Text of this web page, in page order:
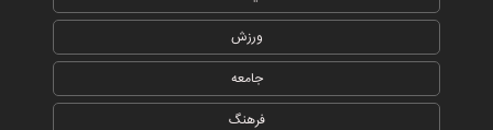
ورزش
جامعه
فرهنگ